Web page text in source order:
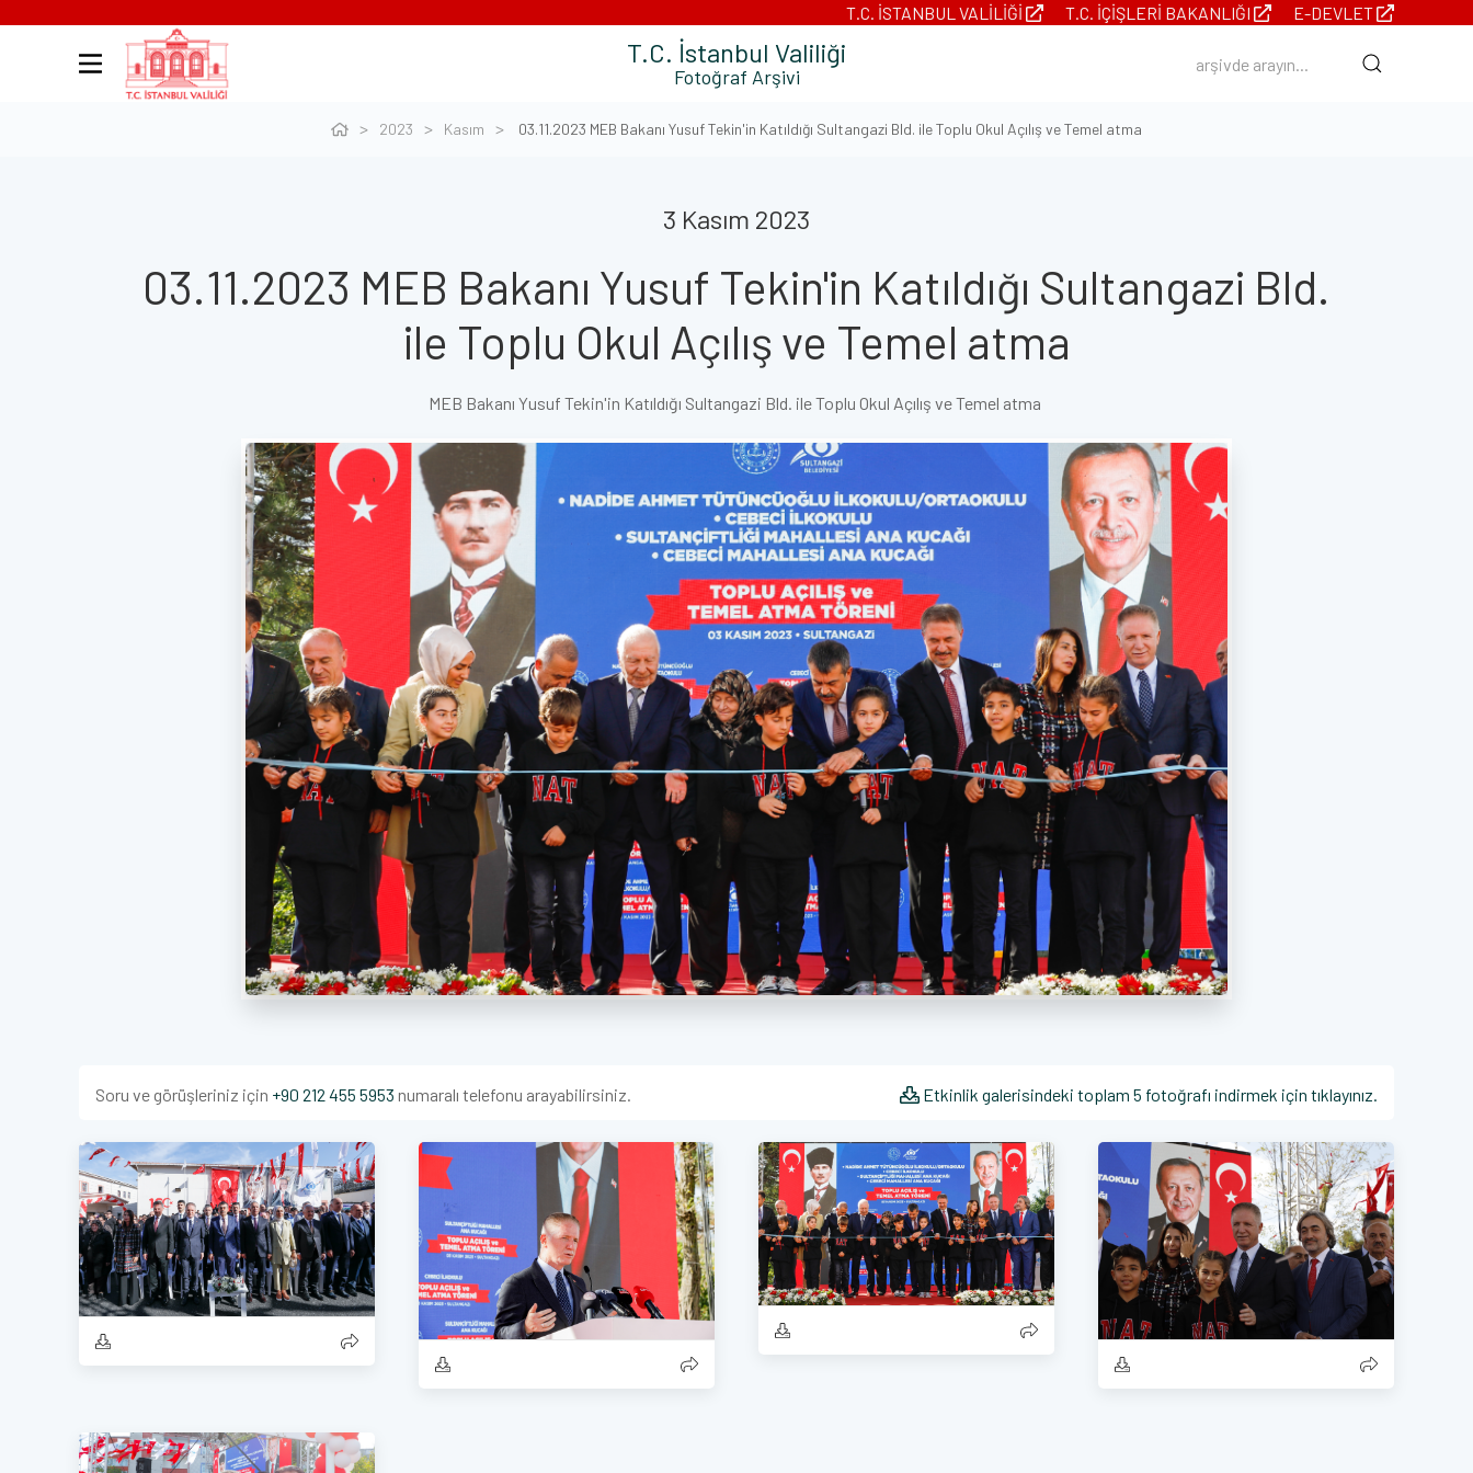
T.C. İSTANBUL VALILIĞI T.C. İÇIŞLERI BAKANLIĞI E-DEVLET
T.C. İstanbul Valiliği
Fotoğraf Arşivi
2023 Kasım 03.11.2023 MEB Bakanı Yusuf Tekin'in Katıldığı Sultangazi Bld. ile Toplu Okul Açılış ve Temel atma
3 Kasım 2023
03.11.2023 MEB Bakanı Yusuf Tekin'in Katıldığı Sultangazi Bld.
ile Toplu Okul Açılış ve Temel atma
MEB Bakanı Yusuf Tekin'in Katıldığı Sultangazi Bld. ile Toplu Okul Açılış ve Temel atma
Soru ve görüşleriniz için +90 212 455 5953 numaralı telefonu arayabilirsiniz. Etkinlik galerisindeki toplam 5 fotoğrafı indirmek için tıklayınız.